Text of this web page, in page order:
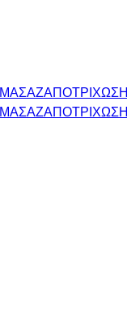
ΜΑΣΑΖΑΠΟΤΡΙΧΩΣΗ
ΜΑΣΑΖΑΠΟΤΡΙΧΩΣΗ